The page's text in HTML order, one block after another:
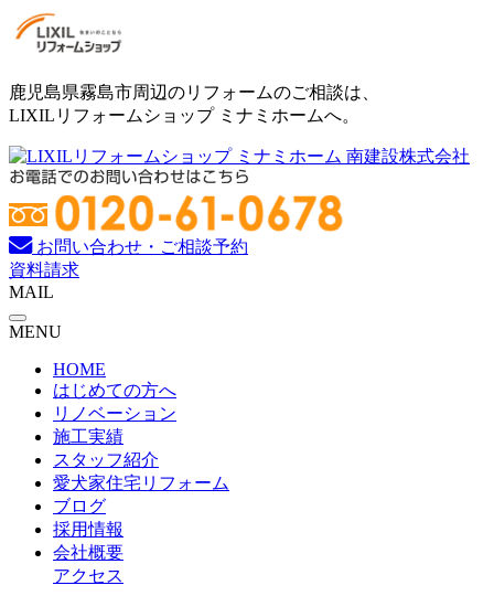
コ
ン
ン
ツ
ス
キ
ッ
プ
鹿児島県霧島市周辺のリフォームのご相談は、
LIXILリフォームショップ ミナミホームへ。
お問い合わせ・ご相談予約
資料請求
MAIL
MENU
HOME
はじめての方へ
リノベーション
施工実績
スタッフ紹介
愛犬家住宅リフォーム
ブログ
採用情報
会社概要
アクセス